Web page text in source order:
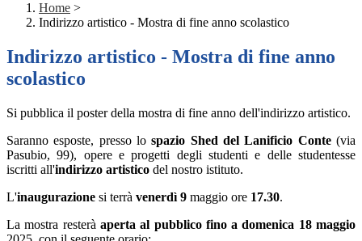
Home >
Indirizzo artistico - Mostra di fine anno scolastico
Indirizzo artistico - Mostra di fine anno
scolastico
Si pubblica il poster della mostra di fine anno dell'indirizzo artistico.
Saranno esposte, presso lospazio Shed del Lanificio Conte(via
Pasubio, 99), opere e progetti degli studenti e delle studentesse
iscritti all'indirizzo artistico del nostro istituto.
L'inaugurazione si terrà venerdì 9 maggio ore 17.30.
La mostra resterà aperta al pubblico fino a domenica 18 maggio